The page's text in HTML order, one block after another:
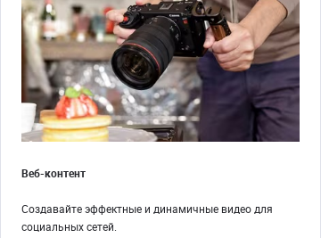
Веб-контент
Создавайте эффектные и динамичные видео для
социальных сетей.